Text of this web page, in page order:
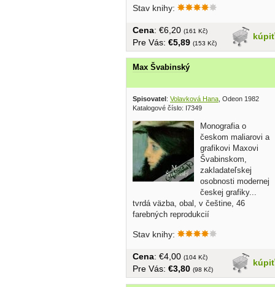
Stav knihy:
kúpiť
Cena: €6,20 (161 Kč)
Pre Vás: €5,89 (153 Kč)
Max Švabinský
Spisovatel: Volavková Hana , Odeon 1982
Katalogové číslo: I7349
Monografia o
českom maliarovi a
grafikovi Maxovi
Švabinskom,
zakladateľskej
osobnosti modernej
českej grafiky...
tvrdá väzba, obal, v češtine, 46
farebných reprodukcií
Stav knihy:
kúpiť
Cena: €4,00 (104 Kč)
Pre Vás: €3,80 (98 Kč)